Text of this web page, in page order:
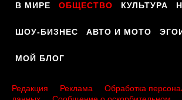
В МИРЕ ОБЩЕСТВО КУЛЬТУРА
ШОУ-БИЗНЕС АВТО И МОТО
МОЙ БЛОГ
Редакция Реклама
Обработка